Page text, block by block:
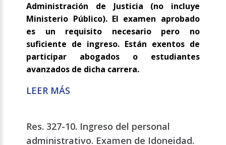
Administración de Justicia (no incluye
Ministerio Público). El examen aprobado
es un requisito necesario pero no
suficiente de ingreso. Están exentos de
participar abogados o estudiantes
avanzados de dicha carrera.
LEER MÁS
Res. 327-10. Ingreso del personal
administrativo. Examen de Idoneidad.